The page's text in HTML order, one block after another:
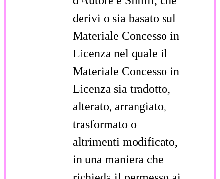
derivi o sia basato sul
Materiale Concesso in
Licenza nel quale il
Materiale Concesso in
Licenza sia tradotto,
alterato, arrangiato,
trasformato o
altrimenti modificato,
in una maniera che